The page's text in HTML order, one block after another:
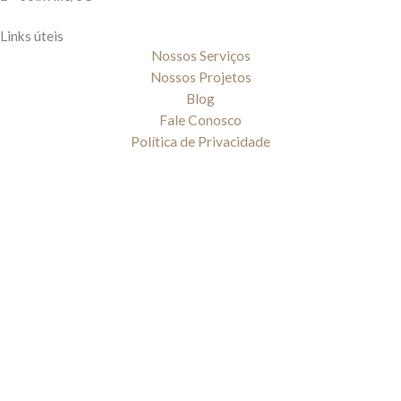
k
Links úteis
Nossos Serviços
Nossos Projetos
Blog
Fale Conosco
Política de Privacidade